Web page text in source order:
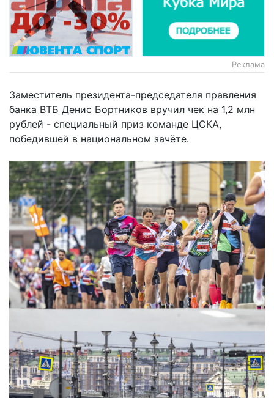
Реклама
Заместитель президента-председателя правления
банка ВТБ Денис Бортников вручил чек на 1,2 млн
рублей - специальный приз команде ЦСКА,
победившей в национальном зачёте.